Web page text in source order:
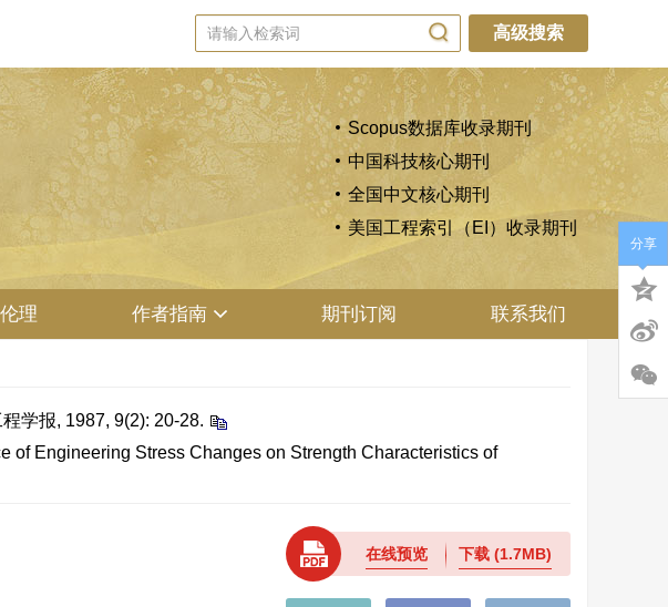
高级搜索
Scopus数据库收录期刊
中国科技核心期刊
全国中文核心期刊
美国工程索引（EI）收录期刊
理 作者指南 期刊订阅 联系我们
学报, 1987, 9(2): 20-28.
of Engineering Stress Changes on Strength Characteristics of
在线预览 下载(1.7MB)
分享